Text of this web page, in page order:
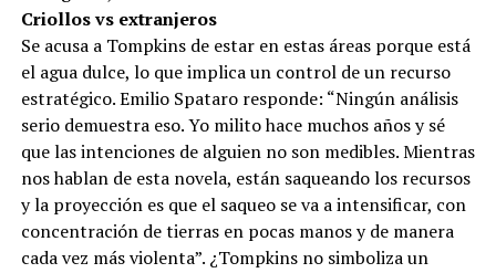
Criollos vs extranjeros
Se acusa a Tompkins de estar en estas áreas porque está
el agua dulce, lo que implica un control de un recurso
estratégico. Emilio Spataro responde: “Ningún análisis
serio demuestra eso. Yo milito hace muchos años y sé
que las intenciones de alguien no son medibles. Mientras
nos hablan de esta novela, están saqueando los recursos
y la proyección es que el saqueo se va a intensificar, con
concentración de tierras en pocas manos y de manera
cada vez más violenta”. ¿Tompkins no simboliza un